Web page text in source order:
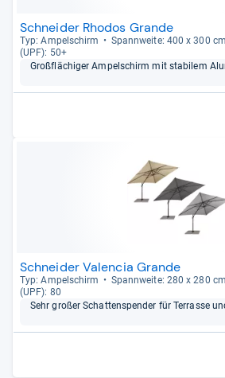
Schneider Rhodos Grande
Typ: Ampel­schirm Spann­weite: 400 x 300 cm
(UPF): 50+
Groß­flä­chi­ger Ampel­schirm mit sta­bi­lem
Schneider Valencia Grande
Typ: Ampel­schirm Spann­weite: 280 x 280 cm
(UPF): 80
Sehr großer Schat­ten­spen­der für Ter­rasse